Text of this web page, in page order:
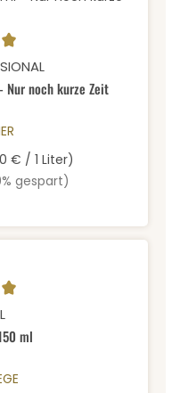
5 von 5 Sternen
Nur noch kurze Zeit
€ / 1 Liter)
gespart)
5 von 5 Sternen
ml